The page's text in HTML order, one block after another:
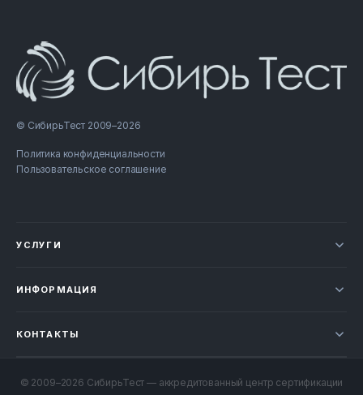
© СибирьТест 2009–2026
Политика конфиденциальности
Пользовательское соглашение
УСЛУГИ
ИНФОРМАЦИЯ
Контакты
КОНТАКТЫ
+7 800 707-49-52
© 2009–2026 СибирьТест — аккредитованный центр сертификации